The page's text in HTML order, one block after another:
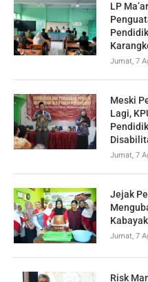
LP
Jumat, 7
Meski
Lagi,
Jumat, 7
Jejak
Jumat, 7
Risk